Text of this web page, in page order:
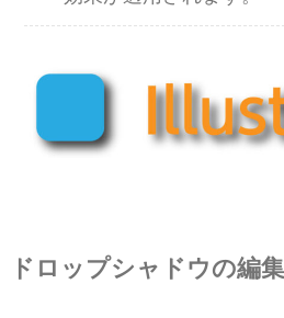
ドロップシャドウの編集